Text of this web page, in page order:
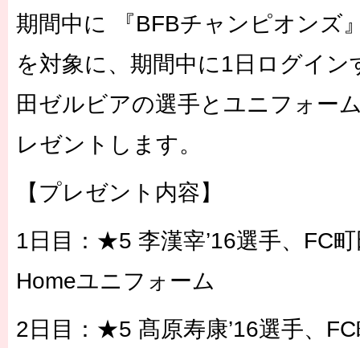
期間中に 『BFBチャンピオンズ
を対象に、期間中に1日ログイン
田ゼルビアの選手とユニフォー
レゼントします。
【プレゼント内容】
1日目：★5 李漢宰’16選手、FC
Homeユニフォーム
2日目：★5 髙原寿康’16選手、